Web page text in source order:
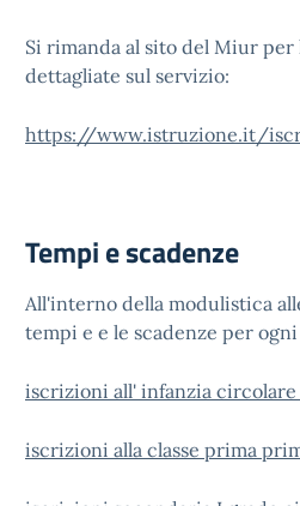
Si rimanda al sito del Miur
dettagliate sul servizio:
https://www.istruzione.it/
Tempi e scadenze
All'interno della modulistica
tempi e e le scadenze per
iscrizioni all' infanzia circolare
iscrizioni alla classe prima